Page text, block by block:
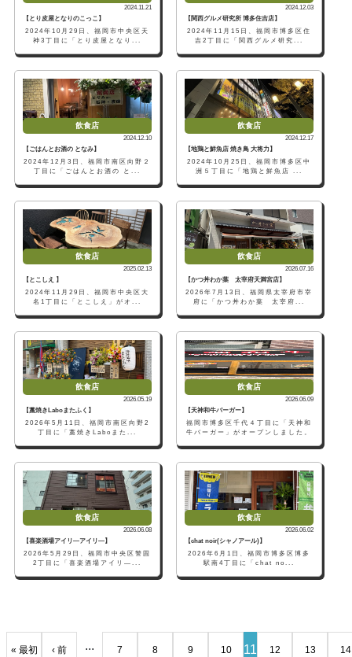
2024.11.21
【とり皮屋となりのこっこ】
2024年10月29日、福岡市中央区天
神3丁目に「とり皮屋となり...
2024.12.03
【関西グルメ研究所 博多住吉店】
2024年11月15日、福岡市博多区住
吉2丁目に「関西グルメ研究...
飲食店
2024.12.10
【ごはんとお酒の となみ】
2024年12月3日、福岡市南区向野２
丁目に「ごはんとお酒の と...
飲食店
2024.12.17
【地鶏と鮮魚店 焼き鳥 大将力】
2024年10月25日、福岡市博多区中
洲５丁目に「地鶏と鮮魚店 ...
飲食店
2025.02.13
【とこしえ 】
2024年11月29日、福岡市中央区大
名1丁目に「とこしえ」がオ...
飲食店
2026.07.16
【かつ丼わか葉 太宰府天満宮店】
2026年7月13日、福岡県太宰府市宰
府に「かつ丼わか葉 太宰府...
飲食店
2026.05.19
【藁焼きLaboまたふく】
2026年5月11日、福岡市南区向野2
丁目に「藁焼きLaboまた...
飲食店
2026.06.09
【天神和牛バーガー】
福岡市博多区千代４丁目に「天神和
牛バーガー」がオープンしました。
飲食店
2026.06.08
【喜楽酒場アイリ―アイリ―】
2026年5月29日、福岡市中央区警固
2丁目に「喜楽酒場アイリ―...
飲食店
2026.06.02
【chat noir(シャノアール)】
2026年6月1日、福岡市博多区博多
駅南4丁目に「chat no...
« 最初 ‹ 前 ... 7 8 9 10 11 12 13 14